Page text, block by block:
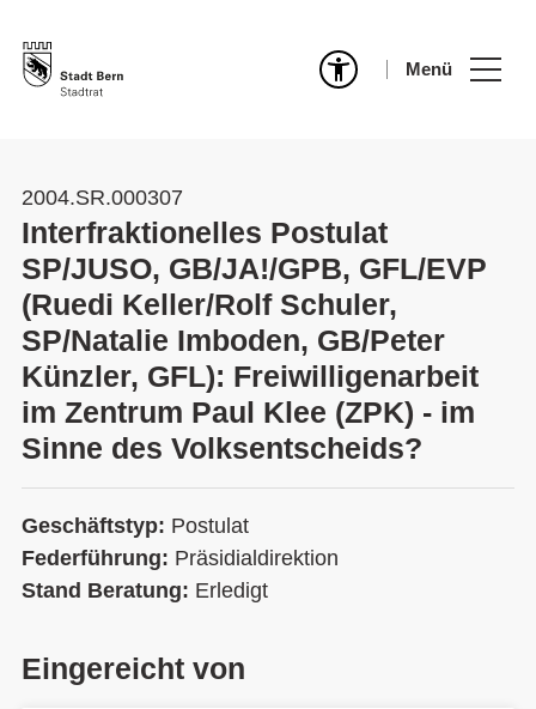
Menü
2004.SR.000307
Interfraktionelles Postulat
SP/JUSO, GB/JA!/GPB, GFL/EVP
(Ruedi Keller/Rolf Schuler,
SP/Natalie Imboden, GB/Peter
Künzler, GFL): Freiwilligenarbeit
im Zentrum Paul Klee (ZPK) - im
Sinne des Volksentscheids?
Geschäftstyp: Postulat
Federführung: Präsidialdirektion
Stand Beratung: Erledigt
Eingereicht von